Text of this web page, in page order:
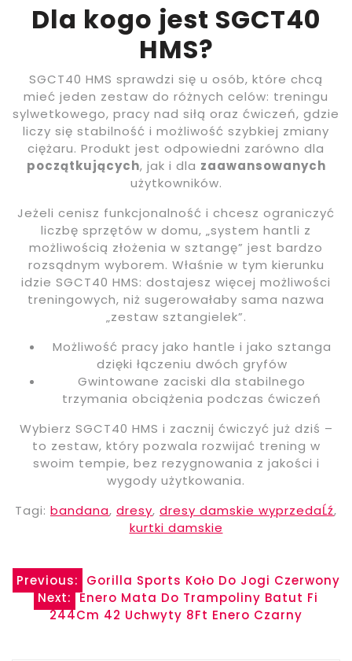
Dla kogo jest SGCT40
HMS?
SGCT40 HMS sprawdzi się u osób, które chcą
mieć jeden zestaw do różnych celów: treningu
sylwetkowego, pracy nad siłą oraz ćwiczeń, gdzie
liczy się stabilność i możliwość szybkiej zmiany
ciężaru. Produkt jest odpowiedni zarówno dla
początkujących, jak i dla zaawansowanych
użytkowników.
Jeżeli cenisz funkcjonalność i chcesz ograniczyć
liczbę sprzętów w domu, „system hantli z
możliwością złożenia w sztangę” jest bardzo
rozsądnym wyborem. Właśnie w tym kierunku
idzie SGCT40 HMS: dostajesz więcej możliwości
treningowych, niż sugerowałaby sama nazwa
„zestaw sztangielek”.
Możliwość pracy jako hantle i jako sztanga
dzięki łączeniu dwóch gryfów
Gwintowane zaciski dla stabilnego
trzymania obciążenia podczas ćwiczeń
Wybierz SGCT40 HMS i zacznij ćwiczyć już dziś –
to zestaw, który pozwala rozwijać trening w
swoim tempie, bez rezygnowania z jakości i
wygody użytkowania.
Tagi: bandana, dresy, dresy damskie wyprzedaĹź,
kurtki damskie
Nawigacja
wpisu
Previous:
Gorilla Sports Koło Do Jogi Czerwony
Next: Enero Mata Do Trampoliny Batut Fi
244Cm 42 Uchwyty 8Ft Enero Czarny